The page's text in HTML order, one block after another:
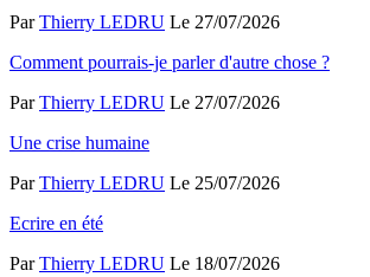
ParThierry LEDRU Le 27/07/2026
Comment pourrais-je parler d'autre chose ?
ParThierry LEDRU Le 27/07/2026
Une crise humaine
ParThierry LEDRU Le 25/07/2026
Ecrire en été
ParThierry LEDRU Le 18/07/2026